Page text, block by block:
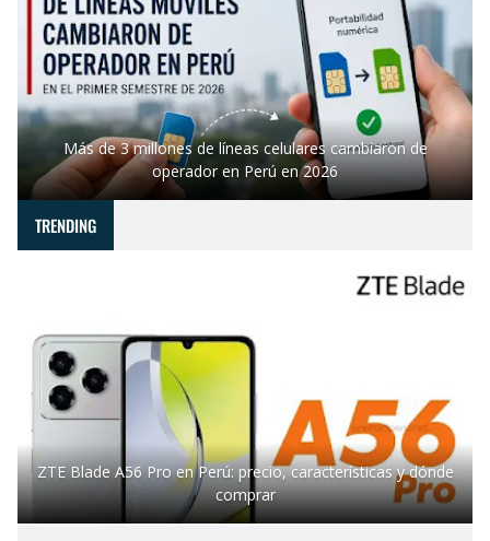
Más de 3 millones de líneas celulares cambiaron de
operador en Perú en 2026
TRENDING
ZTE Blade A56 Pro en Perú: precio, características y dónde
comprar